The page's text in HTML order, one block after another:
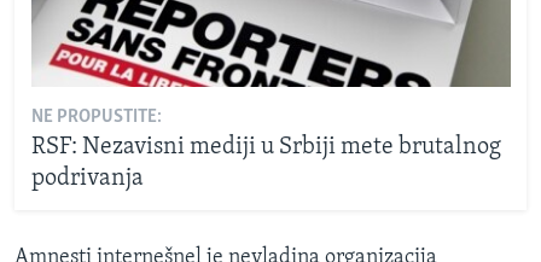
NE PROPUSTITE:
RSF: Nezavisni mediji u Srbiji mete brutalnog
podrivanja